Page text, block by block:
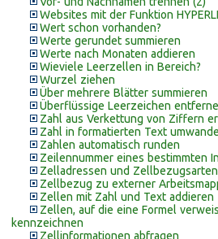
Websites mit der Funktion
Wert schon vorhanden?
Werte gerundet summieren
Werte nach Monaten addieren
Wieviele Leerzellen in Bereich?
Wurzel ziehen
Über mehrere Blätter summieren
Überflüssige Leerzeichen
Zahl aus Verkettung von Ziffern
Zahl in formatierten Text
Zahlen automatisch runden
Zeilennummer eines bestimmten
Zelladressen und Zellbezugsarten
Zellbezug zu externer
Zellen mit Zahl und Text addieren
Zellen, auf die eine Formel
kennzeichnen
Zellinformationen abfragen